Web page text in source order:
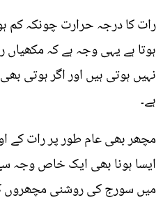
رات کا درجہ حرارت چونکہ کم
ہوتا ہے یہی وجہ ہے کہ
نہیں ہوتی ہیں اور اگر ہوتی
ہے۔
مچھر بھی عام طور پر رات کے
ایسا ہونا بھی ایک خاص وجہ
میں سورج کی روشنی مچھروں